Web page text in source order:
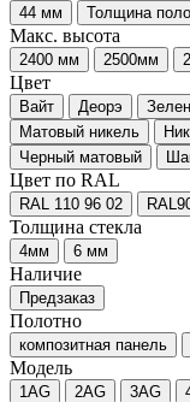
44 мм Толщина
Макс. высота
2400 мм 2500мм
Цвет
Вайт Деорэ
Матовый никель
Черный матовый
Цвет по RAL
RAL 110 96 02
Толщина стекла
4мм 6 мм
Наличие
Предзаказ
Полотно
композитная панель
Модель
1AG 2AG 3AG